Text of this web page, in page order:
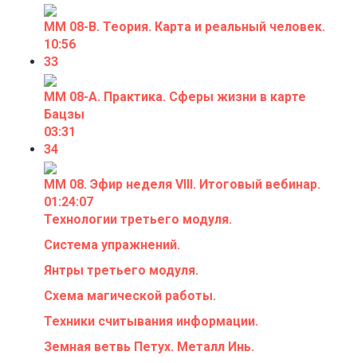
ММ 08-В. Теория. Карта и реальный человек.
10:56
33
ММ 08-А. Практика. Сферы жизни в карте
Бацзы
03:31
34
ММ 08. Эфир неделя VIII. Итоговый вебинар.
01:24:07
Технологии третьего модуля.
Система упражнений.
Янтры третьего модуля.
Схема магической работы.
Техники считывания информации.
Земная ветвь Петух. Металл Инь.